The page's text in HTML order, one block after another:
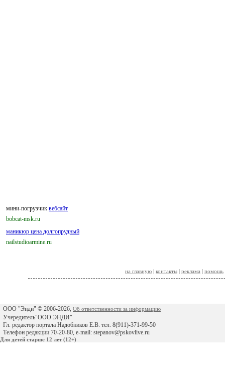
мини-погрузчик вебсайт
bobcat-msk.ru
маникюр цена долгопрудный
nailstudioarmine.ru
на главную | контакты | реклама | помощь
ООО "Энди" © 2006-2026, Об ответственности за информацию
Учередитель"ООО ЭНДИ"
Гл. редактор портала Надобников Е.В. тел. 8(911)-371-99-50
Телефон редакции 70-20-80, e-mail: stepanov@pskovlive.ru
Для детей старше 12 лет (12+)